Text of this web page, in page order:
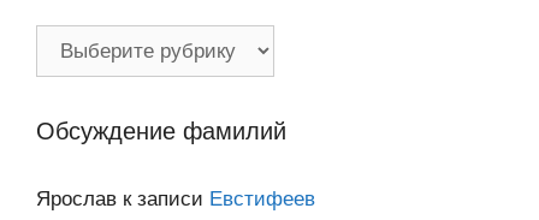
Фамилии
Обсуждение фамилий
Ярослав к записи Евстифеев